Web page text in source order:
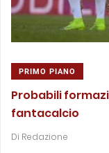
PRIMO PIANO
Probabili
fantacalcio
Di Redazione